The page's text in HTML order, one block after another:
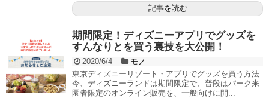
記事を読む
期間限定！ディズニーアプリでグッズを
すんなりとを買う裏技を大公開！
2020/6/4
モノ
東京ディズニーリゾート・アプリでグッズを買う方法
今、ディズニーランドは期間限定で、普段はパーク来
園者限定のオンライン販売を、一般向けに開...